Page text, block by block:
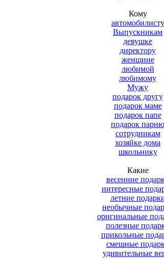
Кому
автомобилисту
Выпускникам
девушке
директору
женщине
любимой
любимому
Мужу
подарок другу
подарок маме
подарок папе
подарок парню
сотрудникам
хозяйке дома
школьнику
Какие
весенние
интересные
летние
необычные
оригинальные
полезные
прикольные
смешные
удивительные